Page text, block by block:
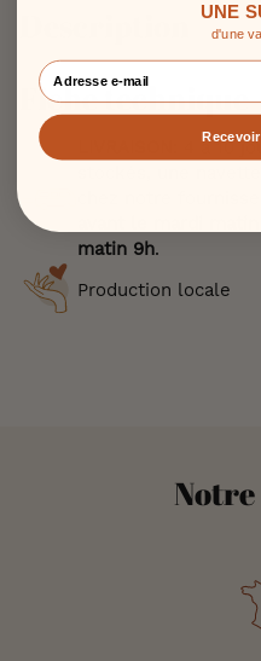
Fiche technique
: 4 à 10
matin 9h.
Production locale
UNE
d'une